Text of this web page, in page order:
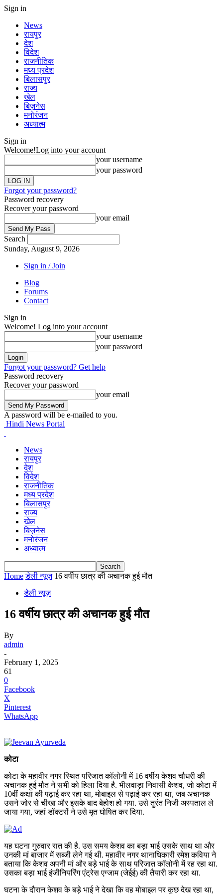
Sign in
News
रायपुर
देश
विदेश
राजनीतिक
मध्य प्रदेश
बिलासपुर
राज्य
खेल
बिज़नेस
मनोरंजन
अध्यात्म
Sign in
Welcome!Log into your account
your username
your password
Forgot your password?
Password recovery
Recover your password
your email
Search
Sunday, August 9, 2026
Sign in / Join
Blog
Forums
Contact
Sign in
Welcome! Log into your account
your username
your password
Forgot your password? Get help
Password recovery
Recover your password
your email
A password will be e-mailed to you.
Hindi News Portal
News
रायपुर
देश
विदेश
राजनीतिक
मध्य प्रदेश
बिलासपुर
राज्य
खेल
बिज़नेस
मनोरंजन
अध्यात्म
Home डेली न्यूज़ 16 वर्षीय छात्र की अचानक हुई मौत
डेली न्यूज़
16 वर्षीय छात्र की अचानक हुई मौत
By
admin
-
February 1, 2025
61
0
Facebook
X
Pinterest
WhatsApp
कोटा
कोटा के महावीर नगर स्थित परिजात कॉलोनी में 16 वर्षीय केशव चौधरी की
अचानक हुई मौत ने सभी को हिला दिया है. भीलवाड़ा निवासी केशव, जो कोटा में
10वीं कक्षा की पढ़ाई कर रहा था, मोबाइल से पढ़ाई कर रहा था, जब अचानक
उसने जोर से चीखा और इसके बाद बेहोश हो गया. उसे तुरंत निजी अस्पताल ले
जाया गया, जहां डॉक्टरों ने उसे मृत घोषित कर दिया.
यह घटना गुरुवार रात की है. उस समय केशव का बड़ा भाई उसके साथ था और
उनकी मां बाजार में सब्जी लेने गई थी. महावीर नगर थानाधिकारी रमेश कविया ने
बताया कि केशव अपनी मां और बड़े भाई के साथ परिजात कॉलोनी में रह रहा था.
उसका बड़ा भाई इंजीनियरिंग एंट्रेस एग्जाम (जेईई) की तैयारी कर रहा था.
घटना के दौरान केशव के बड़े भाई ने देखा कि वह मोबाइल पर कुछ देख रहा था,